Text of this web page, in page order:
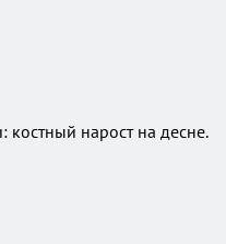
костный нарост на десне.